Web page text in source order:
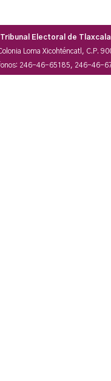
Tribunal Electoral de Tlaxcala
Loma Xicohténcatl, C.P.
246-46-65185, 246-46-